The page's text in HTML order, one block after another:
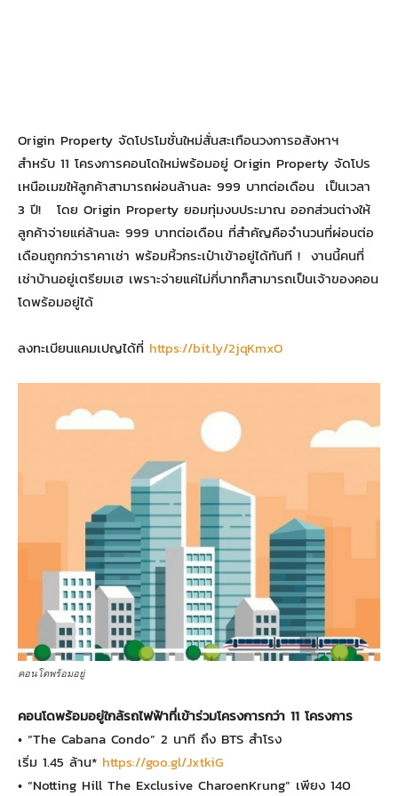
Origin Property จัดโปรโมชั่นใหม่สั่นสะเทือนวงการอสังหาฯ
สำหรับ 11 โครงการคอนโดใหม่พร้อมอยู่ Origin Property จัดโปร
เหนือเมฆให้ลูกค้าสามารถผ่อนล้านละ 999 บาทต่อเดือน เป็นเวลา
3 ปี! โดย Origin Property ยอมทุ่มงบประมาณ ออกส่วนต่างให้
ลูกค้าจ่ายแค่ล้านละ 999 บาทต่อเดือน ที่สำคัญคือจำนวนที่ผ่อนต่อ
เดือนถูกกว่าราคาเช่า พร้อมหิ้วกระเป๋าเข้าอยู่ได้ทันที ! งานนี้คนที่
เช่าบ้านอยู่เตรียมเฮ เพราะจ่ายแค่ไม่กี่บาทก็สามารถเป็นเจ้าของคอน
โดพร้อมอยู่ได้
ลงทะเบียนแคมเปญได้ที่ https://bit.ly/2jqKmxO
คอนโดพร้อมอยู่
คอนโดพร้อมอยู่ใกล้รถไฟฟ้าที่เข้าร่วมโครงการกว่า 11 โครงการ
• “The Cabana Condo” 2 นาที ถึง BTS สำโรง
เริ่ม 1.45 ล้าน* https://goo.gl/JxtkiG
• “Notting Hill The Exclusive CharoenKrung” เพียง 140